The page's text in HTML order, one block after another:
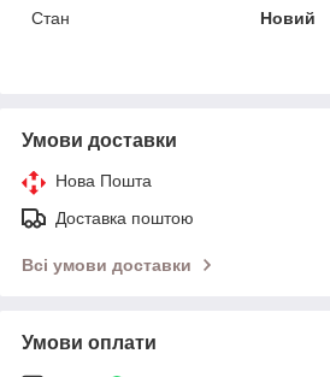
Стан
Новий
Умови доставки
Нова Пошта
Доставка поштою
Всі умови доставки
Умови оплати